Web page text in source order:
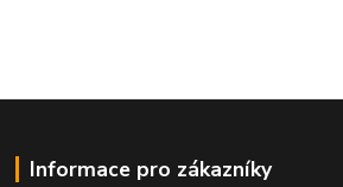
Informace pro zákazníky